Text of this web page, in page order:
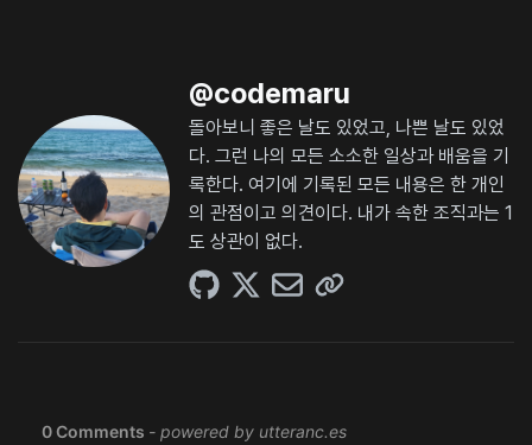
@codemaru
돌아보니 좋은 날도 있었고, 나쁜 날도 있었
다. 그런 나의 모든 소소한 일상과 배움을 기
록한다. 여기에 기록된 모든 내용은 한 개인
의 관점이고 의견이다. 내가 속한 조직과는 1
도 상관이 없다.